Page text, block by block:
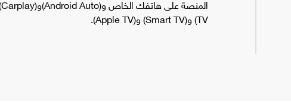
TV) و(Smart TV) و(Apple TV).